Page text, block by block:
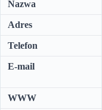
Nazwa
Adres
Telefon
E-mail
WWW